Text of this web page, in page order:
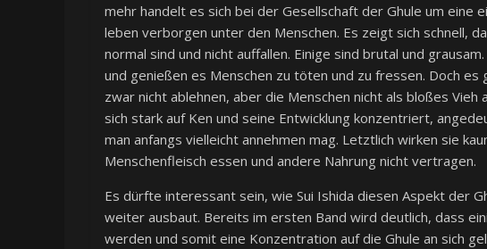
mehr handelt es sich bei der Gesellschaft der Ghule um eine
leben verborgen unter den Menschen. Es zeigt sich schnell,
normal sind und nicht auffallen. Einige sind brutal und
und genießen es Menschen zu töten und zu fressen. Doch es
zwar nicht ablehnen, aber die Menschen nicht als bloßes
sich stark auf Ken und seine Entwicklung konzentriert,
man anfangs vielleicht annehmen mag. Letztlich wirken sie
Menschenfleisch essen und andere Nahrung nicht vertragen.
Es dürfte interessant sein, wie Sui Ishida diesen Aspekt der
weiter ausbaut. Bereits im ersten Band wird deutlich, dass
werden und somit eine Konzentration auf die Ghule an sich